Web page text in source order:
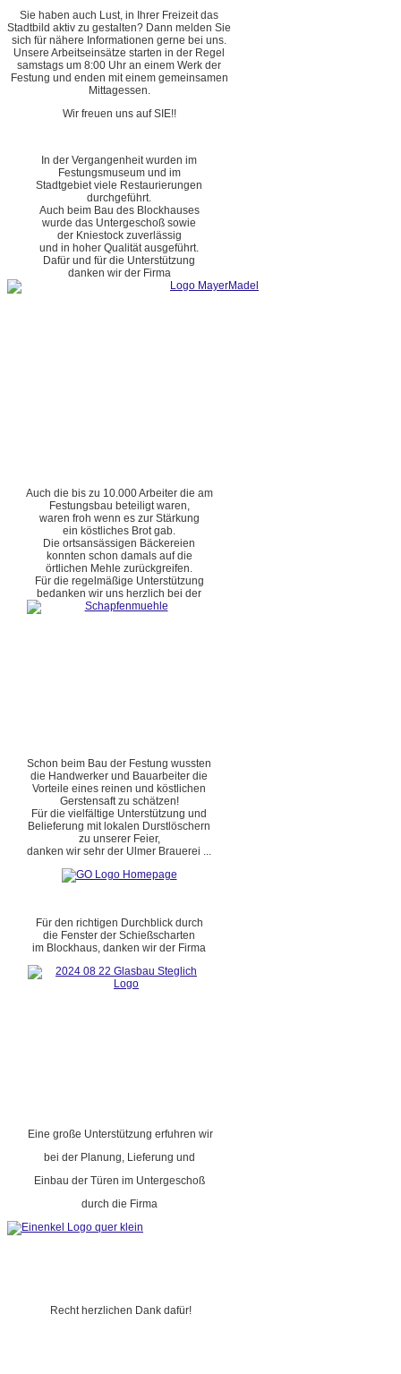
Sie haben auch Lust, in Ihrer Freizeit das
Stadtbild aktiv zu gestalten? Dann melden Sie
sich für nähere Informationen gerne bei uns.
Unsere Arbeitseinsätze starten in der Regel
samstags um 8:00 Uhr an einem Werk der
Festung und enden mit einem gemeinsamen
Mittagessen.
Wir freuen uns auf SIE!!
In der Vergangenheit wurden im
Festungsmuseum und im
Stadtgebiet viele Restaurierungen
durchgeführt.
Auch beim Bau des Blockhauses
wurde das Untergeschoß sowie
der Kniestock zuverlässig
und in hoher Qualität ausgeführt.
Dafür und für die Unterstützung
danken wir der Firma
Auch die bis zu 10.000 Arbeiter die am
Festungsbau beteiligt waren,
waren froh wenn es zur Stärkung
ein köstliches Brot gab.
Die ortsansässigen Bäckereien
konnten schon damals auf die
örtlichen Mehle zurückgreifen.
Für die regelmäßige Unterstützung
bedanken wir uns herzlich bei der
Schon beim Bau der Festung wussten
die Handwerker und Bauarbeiter die
Vorteile eines reinen und köstlichen
Gerstensaft zu schätzen!
Für die vielfältige Unterstützung und
Belieferung mit lokalen Durstlöschern
zu unserer Feier,
danken wir sehr der Ulmer Brauerei ...
Für den richtigen Durchblick durch
die Fenster der Schießscharten
im Blockhaus, danken wir der Firma
Eine große Unterstützung erfuhren wir
bei der Planung, Lieferung und
Einbau der Türen im Untergeschoß
durch die Firma
Recht herzlichen Dank dafür!